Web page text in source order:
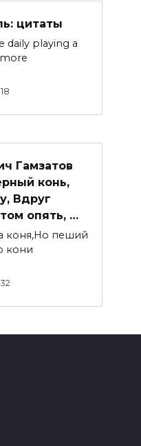
цитаты
daily playing a
18
Гамзатов
конь,
Вдруг
опять, …
коня,Но пеший
кони
32